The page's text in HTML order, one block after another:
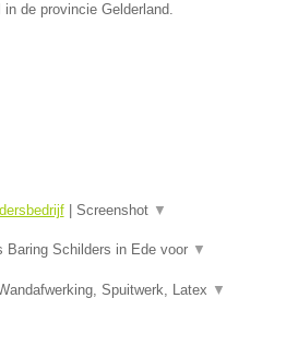
de provincie Gelderland.
| Screenshot ▼
Baring Schilders in Ede voor ▼
Spuitwerk, Latex ▼